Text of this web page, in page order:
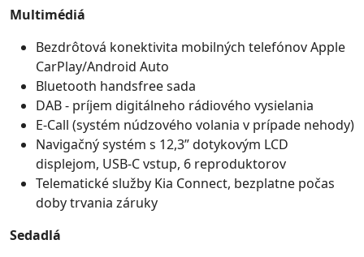
Multimédiá
Bezdrôtová konektivita mobilných telefónov Apple
CarPlay/Android Auto
Bluetooth handsfree sada
DAB - príjem digitálneho rádiového vysielania
E-Call (systém núdzového volania v prípade nehody)
Navigačný systém s 12,3” dotykovým LCD
displejom, USB-C vstup, 6 reproduktorov
Telematické služby Kia Connect, bezplatne počas
doby trvania záruky
Sedadlá